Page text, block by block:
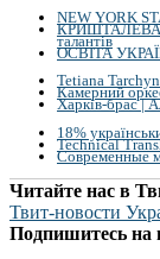
NEW YORK
КРИШТАЛЕВА
талантів
ОСВІТА
Tetiana
Камерний
Харків-брас |
18%
Technical
Современные
Читайте нас в
Твит-новости
Подпишитесь на